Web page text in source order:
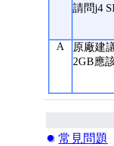
請問j4
A
原廠建
2GB應
常見問題